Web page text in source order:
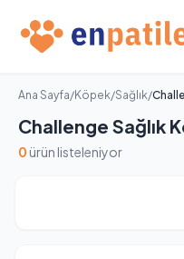
Ana Sayfa/Köpek/Sağlık/
Challenge Sağlık
0 ürün listeleniyor